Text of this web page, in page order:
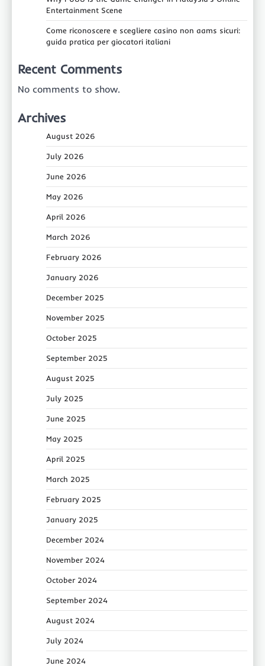
Entertainment Scene
Come riconoscere e scegliere casino non aams sicuri:
guida pratica per giocatori italiani
Recent Comments
No comments to show.
Archives
August 2026
July 2026
June 2026
May 2026
April 2026
March 2026
February 2026
January 2026
December 2025
November 2025
October 2025
September 2025
August 2025
July 2025
June 2025
May 2025
April 2025
March 2025
February 2025
January 2025
December 2024
November 2024
October 2024
September 2024
August 2024
July 2024
June 2024